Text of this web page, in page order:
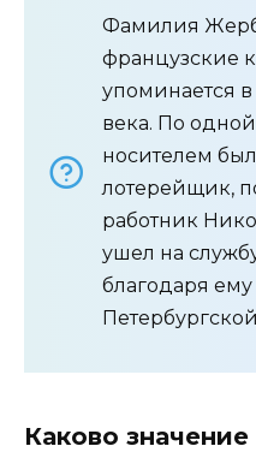
Фамилия
французские
упоминается
века. По
носителем
лотерейщик,
работник
ушел на
благодаря
Каково